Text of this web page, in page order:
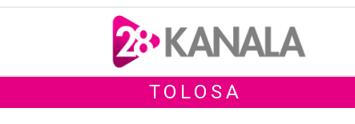
TOLOSA